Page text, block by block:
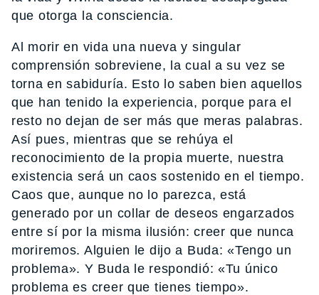
que otorga la consciencia.
Al morir en vida una nueva y singular
comprensión sobreviene, la cual a su vez se
torna en sabiduría. Esto lo saben bien aquellos
que han tenido la experiencia, porque para el
resto no dejan de ser más que meras palabras.
Así pues, mientras que se rehúya el
reconocimiento de la propia muerte, nuestra
existencia será un caos sostenido en el tiempo.
Caos que, aunque no lo parezca, está
generado por un collar de deseos engarzados
entre sí por la misma ilusión: creer que nunca
moriremos. Alguien le dijo a Buda: «Tengo un
problema». Y Buda le respondió: «Tu único
problema es creer que tienes tiempo».